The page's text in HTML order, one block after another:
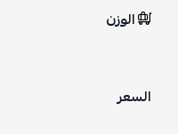
الوزن
السعر